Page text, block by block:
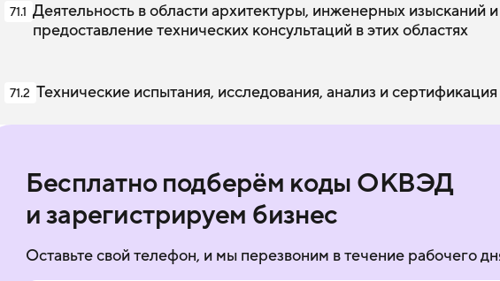
71.1 Деятельность в области архитектуры, инженерных изысканий и
предоставление технических консультаций в этих областях
71.2 Технические испытания, исследования, анализ и сертификация
Бесплатно подберём коды ОКВЭД
и зарегистрируем бизнес
Оставьте свой телефон, и мы перезвоним в течение рабочего